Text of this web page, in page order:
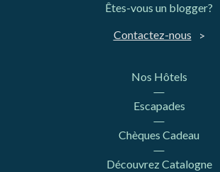
Êtes-vous un blogger?
Contactez-nous
Nos Hôtels
Escapades
Chèques Cadeau
Découvrez Catalogne